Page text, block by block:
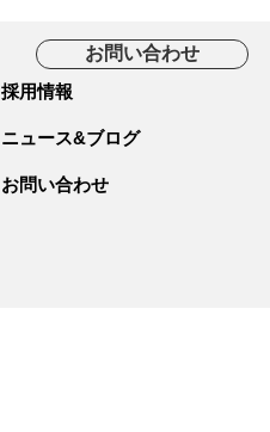
お問い合わせ
採用情報
ニュース&ブログ
お問い合わせ